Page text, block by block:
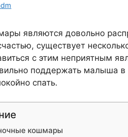
являются довольно
существует
с этим неприятным
поддержать малыша
спать.
кошмары